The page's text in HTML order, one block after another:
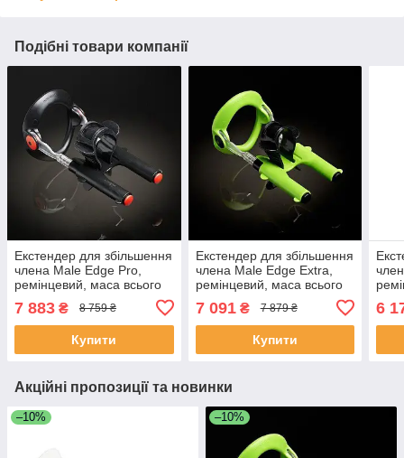
Подібні товари компанії
Екстендер для збільшення
члена Male Edge Pro,
ремінцевий, маса всього
ME003
7 883 ₴ 8 759 ₴
Купити
Екстендер для збільшення
члена Male Edge Extra,
ремінцевий, маса всього
ME002
7 091₴ 7 879 ₴
Купити
6
Акційні пропозиції та новинки
–10% –10%